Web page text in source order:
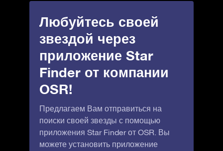
Любуйтесь своей
звездой через
приложение Star
Finder от компании
OSR!
Предлагаем Вам отправиться на
поиски своей звезды с помощью
приложения Star Finder от OSR. Вы
можете установить приложение